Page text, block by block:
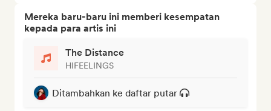
Mereka baru-baru ini memberi kesempatan
kepada para artis ini
The Distance
HIFEELINGS
Ditambahkan ke daftar putar